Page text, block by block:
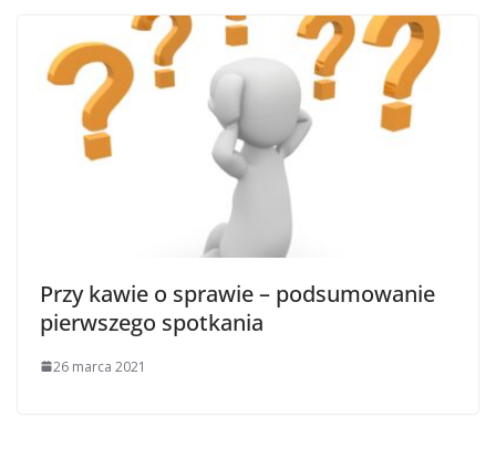
Przy kawie o sprawie – podsumowanie
pierwszego spotkania
26 marca 2021